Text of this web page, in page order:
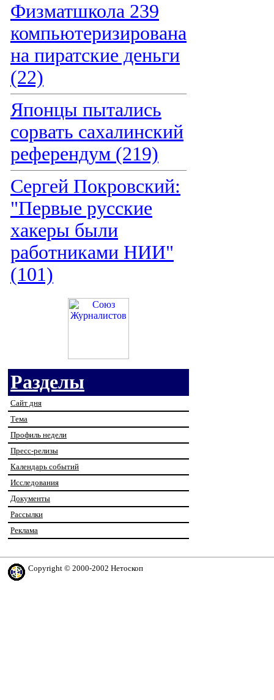
Физматшкола 239
компьютеризирована
на пиратские деньги
(22)
Японцы пытались
сорвать сахалинский
референдум (219)
Сергей Покровский:
"Первые русские
хакеры были
работниками НИИ"
(101)
Разделы
Сайт дня
Тема
Профиль недели
Пресс-релизы
Календарь событий
Исследования
Документы
Рассылки
Реклама
Copyright © 2000-2002 Нетоскоп